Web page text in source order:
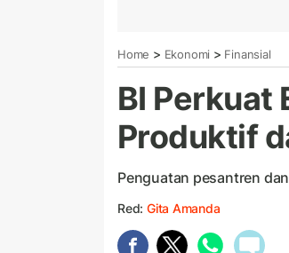
Home > Ekonomi > Finansial
BI Perkuat
Produktif
Penguatan pesantren
Red: Gita Amanda